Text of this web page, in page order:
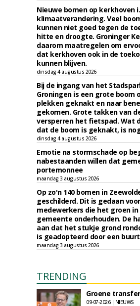
Nieuwe bomen op kerkhoven
klimaatverandering. Veel
kunnen niet goed tegen de
hitte en droogte. Groninger
daarom maatregelen om
dat kerkhoven ook in de
kunnen blijven.
dinsdag 4 augustus 2026
Bij de ingang van het
Groningen is een grote boom
plekken geknakt en naar
gekomen. Grote takken van
versperren het fietspad. Wat
dat de boom is geknakt, is
dinsdag 4 augustus 2026
Emotie na stormschade op
nabestaanden willen dat
portemonnee
maandag 3 augustus 2026
Op zo'n 140 bomen in
geschilderd. Dit is gedaan voor
medewerkers die het groen in
gemeente onderhouden. De
aan dat het stukje grond
is geadopteerd door een
maandag 3 augustus 2026
TRENDING
Groene
09-07-2026 | NIEUWS